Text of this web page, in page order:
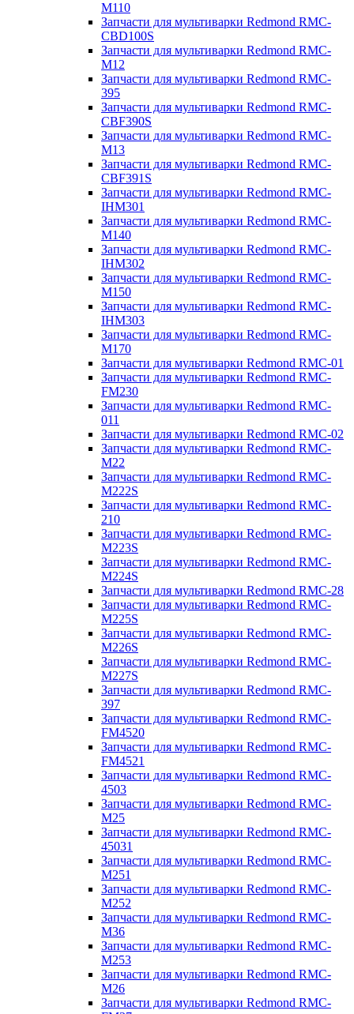
M110
Запчасти для мультиварки Redmond RMC-
CBD100S
Запчасти для мультиварки Redmond RMC-
M12
Запчасти для мультиварки Redmond RMC-
395
Запчасти для мультиварки Redmond RMC-
CBF390S
Запчасти для мультиварки Redmond RMC-
M13
Запчасти для мультиварки Redmond RMC-
CBF391S
Запчасти для мультиварки Redmond RMC-
IHM301
Запчасти для мультиварки Redmond RMC-
M140
Запчасти для мультиварки Redmond RMC-
IHM302
Запчасти для мультиварки Redmond RMC-
M150
Запчасти для мультиварки Redmond RMC-
IHM303
Запчасти для мультиварки Redmond RMC-
M170
Запчасти для мультиварки Redmond RMC-01
Запчасти для мультиварки Redmond RMC-
FM230
Запчасти для мультиварки Redmond RMC-
011
Запчасти для мультиварки Redmond RMC-02
Запчасти для мультиварки Redmond RMC-
M22
Запчасти для мультиварки Redmond RMC-
M222S
Запчасти для мультиварки Redmond RMC-
210
Запчасти для мультиварки Redmond RMC-
M223S
Запчасти для мультиварки Redmond RMC-
M224S
Запчасти для мультиварки Redmond RMC-28
Запчасти для мультиварки Redmond RMC-
M225S
Запчасти для мультиварки Redmond RMC-
M226S
Запчасти для мультиварки Redmond RMC-
M227S
Запчасти для мультиварки Redmond RMC-
397
Запчасти для мультиварки Redmond RMC-
FM4520
Запчасти для мультиварки Redmond RMC-
FM4521
Запчасти для мультиварки Redmond RMC-
4503
Запчасти для мультиварки Redmond RMC-
M25
Запчасти для мультиварки Redmond RMC-
45031
Запчасти для мультиварки Redmond RMC-
M251
Запчасти для мультиварки Redmond RMC-
M252
Запчасти для мультиварки Redmond RMC-
M36
Запчасти для мультиварки Redmond RMC-
M253
Запчасти для мультиварки Redmond RMC-
M26
Запчасти для мультиварки Redmond RMC-